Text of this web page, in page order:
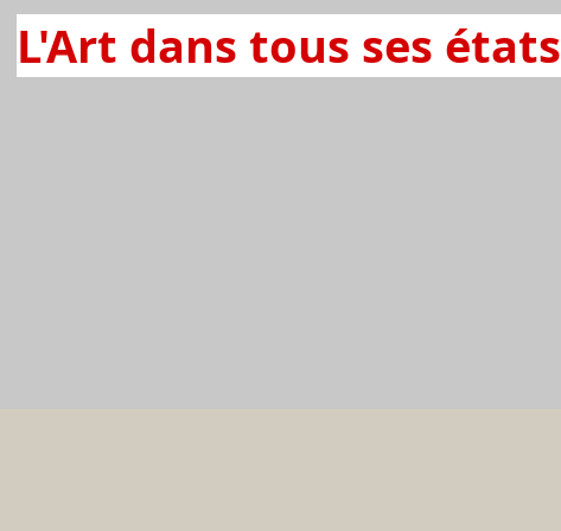
L'Art dans tous ses états